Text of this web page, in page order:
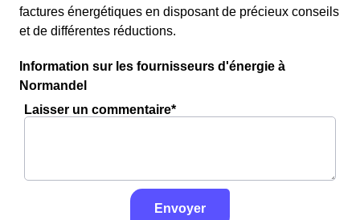
factures énergétiques en disposant de précieux conseils
et de différentes réductions.
Information sur les fournisseurs d'énergie à
Normandel
Laisser un commentaire*
Envoyer